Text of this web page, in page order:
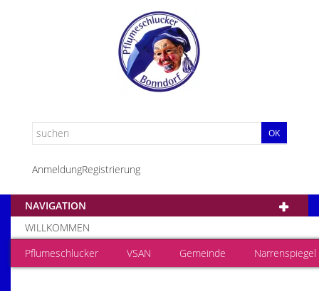
OK
AnmeldungRegistrierung
NAVIGATION
WILLKOMMEN
Pflumeschlucker
VSAN Gemeinde Narrenspiegel